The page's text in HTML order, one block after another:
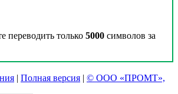
переводить только 5000 символов за
| Полная версия | © ООО «ПРОМТ»,